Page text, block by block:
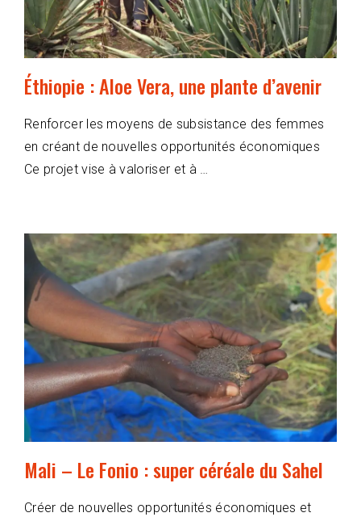
Éthiopie : Aloe Vera, une plante d’avenir
Renforcer les moyens de subsistance des femmes
en créant de nouvelles opportunités économiques
Ce projet vise à valoriser et à …
Mali – Le Fonio : super céréale du Sahel
Créer de nouvelles opportunités économiques et